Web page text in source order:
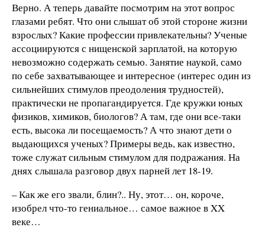
Верно. А теперь давайте посмотрим на этот вопрос
глазами ребят. Что они слышат об этой стороне жизни
взрослых? Какие профессии привлекательны? Ученые
ассоциируются с нищенской зарплатой, на которую
невозможно содержать семью. Занятие наукой, само
по себе захватывающее и интересное (интерес один из
сильнейших стимулов преодоления трудностей),
практически не пропагандируется. Где кружки юных
физиков, химиков, биологов? А там, где они все-таки
есть, высока ли посещаемость? А что знают дети о
выдающихся ученых? Примеры ведь, как известно,
тоже служат сильным стимулом для подражания. На
днях слышала разговор двух парней лет 18-19.
– Как же его звали, блин?.. Ну, этот… он, короче,
изобрел что-то гениальное… самое важное в XX
веке…